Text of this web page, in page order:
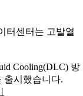
터센터는 고발열
Cooling(DLC) 방
출시했습니다.